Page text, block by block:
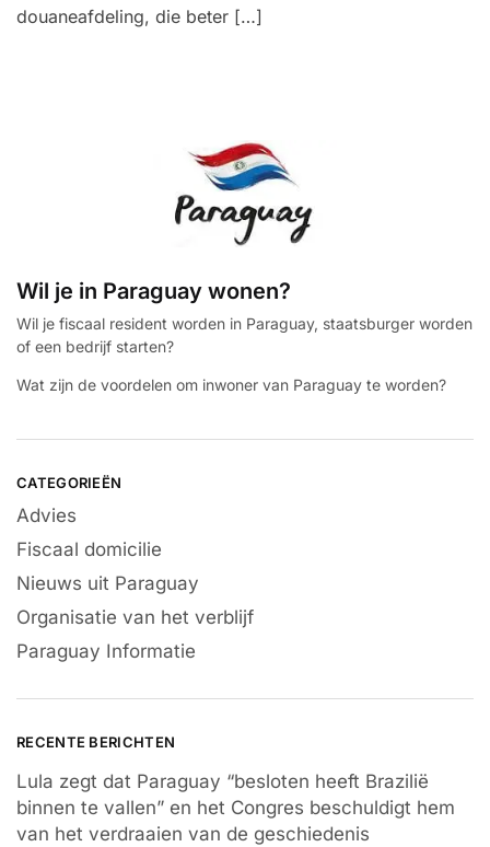
douaneafdeling, die beter […]
Wil je in Paraguay wonen?
Wil je fiscaal resident worden in Paraguay, staatsburger worden
of een bedrijf starten?
Wat zijn de voordelen om inwoner van Paraguay te worden?
CATEGORIEËN
Advies
Fiscaal domicilie
Nieuws uit Paraguay
Organisatie van het verblijf
Paraguay Informatie
RECENTE BERICHTEN
Lula zegt dat Paraguay “besloten heeft Brazilië
binnen te vallen” en het Congres beschuldigt hem
van het verdraaien van de geschiedenis